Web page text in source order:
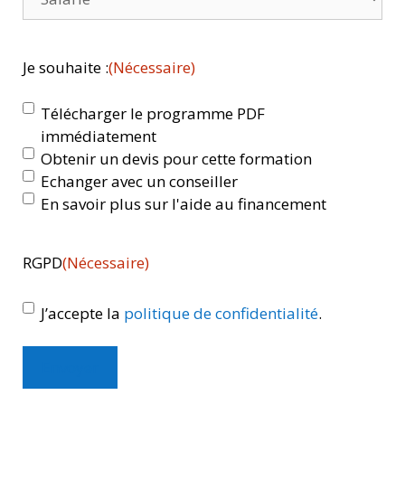
Je souhaite :(Nécessaire)
Télécharger le programme PDF
immédiatement
Obtenir un devis pour cette formation
Echanger avec un conseiller
En savoir plus sur l'aide au financement
RGPD(Nécessaire)
J’accepte la politique de confidentialité.